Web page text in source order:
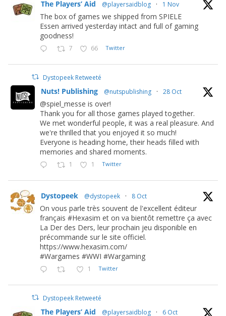
The Players’ Aid @playersaidblog · 1 Nov
The box of games we shipped from SPIELE
Essen arrived yesterday intact and full of gaming
goodness!
7 66 Twitter
Dystopeek Retweeté
Nuts! Publishing @nutspublishing · 28 Oct
@spiel_messe is over!
Thank you for all those games played together.
We met wonderful people, it was a real pleasure. And
we're thrilled that you enjoyed it so much!
Everyone is heading home, their heads filled with
memories and shared moments.
1 1 Twitter
Dystopeek @dystopeek · 8 Oct
On vous parle très souvent de l'excellent éditeur
français #Hexasim et on va bientôt remettre ça avec
La Der des Ders, leur prochain jeu disponible en
précommande sur le site officiel.
https://www.hexasim.com/
#Wargames #WWI #Wargaming
1 Twitter
Dystopeek Retweeté
The Players’ Aid @playersaidblog · 6 Oct